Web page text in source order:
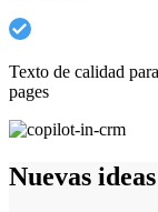
Texto de calidad
pages
Nuevas